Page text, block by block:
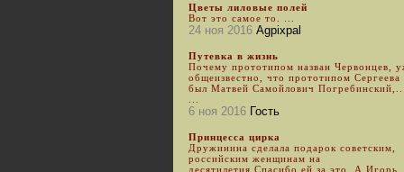
Цветы лиловые полей
Вот это самое то. ...
24 ноя 2016 Agpixpal
Путевка в жизнь
Почему прототипом назван Червонцев,
общеизвестно, что прототипом Сергеева
был Матвей Самойлович Погребинский,...
6 ноя 2016 Гость
Принцесса цирка
Дружинина сделала подарок советским,
российским женщинам на
десятилетия.Спасибо ей за это. А Игорь